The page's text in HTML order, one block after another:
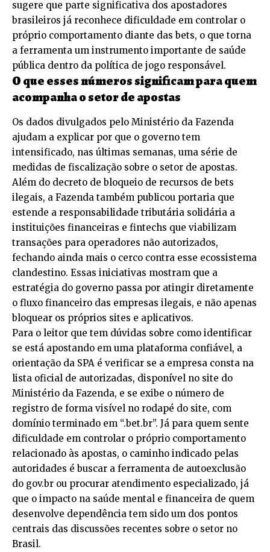
sugere que parte significativa dos apostadores
brasileiros já reconhece dificuldade em controlar o
próprio comportamento diante das bets, o que torna
a ferramenta um instrumento importante de saúde
pública dentro da política de jogo responsável.
O que esses números significam para quem
acompanha o setor de apostas
Os dados divulgados pelo Ministério da Fazenda
ajudam a explicar por que o governo tem
intensificado, nas últimas semanas, uma série de
medidas de fiscalização sobre o setor de apostas.
Além do decreto de bloqueio de recursos de bets
ilegais, a Fazenda também publicou portaria que
estende a responsabilidade tributária solidária a
instituições financeiras e fintechs que viabilizam
transações para operadores não autorizados,
fechando ainda mais o cerco contra esse ecossistema
clandestino. Essas iniciativas mostram que a
estratégia do governo passa por atingir diretamente
o fluxo financeiro das empresas ilegais, e não apenas
bloquear os próprios sites e aplicativos.
Para o leitor que tem dúvidas sobre como identificar
se está apostando em uma plataforma confiável, a
orientação da SPA é verificar se a empresa consta na
lista oficial de autorizadas, disponível no site do
Ministério da Fazenda, e se exibe o número de
registro de forma visível no rodapé do site, com
domínio terminado em “.bet.br”. Já para quem sente
dificuldade em controlar o próprio comportamento
relacionado às apostas, o caminho indicado pelas
autoridades é buscar a ferramenta de autoexclusão
do gov.br ou procurar atendimento especializado, já
que o impacto na saúde mental e financeira de quem
desenvolve dependência tem sido um dos pontos
centrais das discussões recentes sobre o setor no
Brasil.